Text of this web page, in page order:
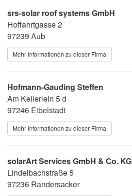
srs-solar roof systems GmbH
Hoffahrtgasse 2
97239 Aub
Mehr Informationen zu dieser Firma
Hofmann-Gauding Steffen
Am Kellerlein 5 d
97246 Eibelstadt
Mehr Informationen zu dieser Firma
solarArt Services GmbH & Co. KG
Lindelbachstraße 5
97236 Randersacker